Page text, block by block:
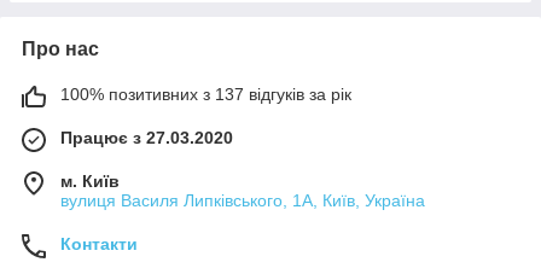
Про нас
100% позитивних з 137 відгуків за рік
Працює з 27.03.2020
м. Київ
вулиця Василя Липківського, 1А, Київ, Україна
Контакти